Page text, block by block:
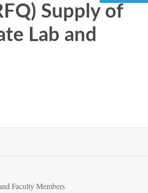
Supply of
Lab and
Faculty Members